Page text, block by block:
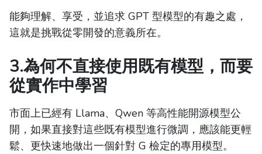
能夠理解、享受，並追求 GPT 型模型的有趣之處，
這就是挑戰從零開發的意義所在。
3.為何不直接使用既有模型，而要
從實作中學習
市面上已經有 Llama、Qwen 等高性能開源模型公
開，如果直接對這些既有模型進行微調，應該能更輕
鬆、更快速地做出一個針對 G 檢定的專用模型。